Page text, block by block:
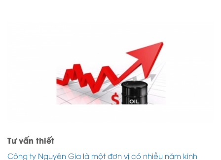
Tư vấn thiết
Công ty Nguyên Gia là một đơn vị có nhiều năm kinh